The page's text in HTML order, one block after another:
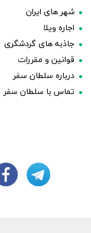
شهر های ایران
اجاره ویلا
جاذبه های گردشگری
قوانین و مقررات
درباره سلطان سفر
تماس با سلطان سفر